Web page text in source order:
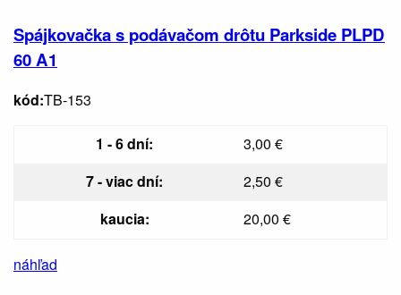
Spájkovačka s podávačom drôtu Parkside PLPD
60 A1
kód:TB-153
1 - 6 dní:
3,00 €
7 - viac dní:
2,50 €
kaucia:
20,00 €
náhľad